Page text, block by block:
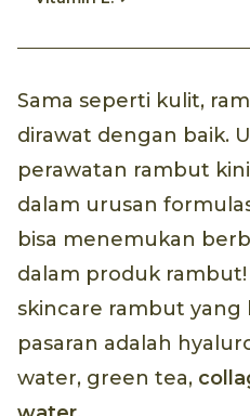
Sama seperti kulit,
dirawat dengan baik.
perawatan rambut
dalam urusan
bisa menemukan
dalam produk
skincare rambut yang
pasaran adalah
water, green tea,